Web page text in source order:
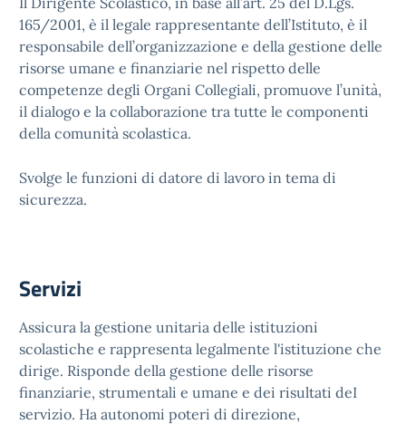
165/2001, è il legale rappresentante dell’Istituto, è il
responsabile dell’organizzazione e della gestione delle
risorse umane e finanziarie nel rispetto delle
competenze degli Organi Collegiali, promuove l’unità,
il dialogo e la collaborazione tra tutte le componenti
della comunità scolastica.
Svolge le funzioni di datore di lavoro in tema di
sicurezza.
Servizi
Assicura la gestione unitaria delle istituzioni
scolastiche e rappresenta legalmente l'istituzione che
dirige. Risponde della gestione delle risorse
finanziarie, strumentali e umane e dei risultati deI
servizio. Ha autonomi poteri di direzione,